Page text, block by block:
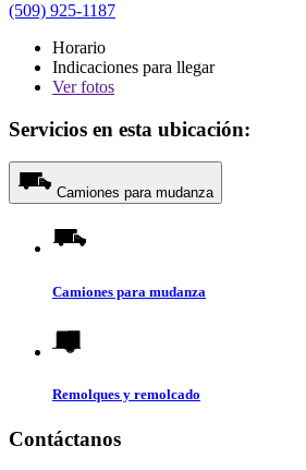
(509) 925-1187
Horario
Indicaciones para llegar
Verfotos
Servicios en esta ubicación:
Camiones para mudanza
Camiones para mudanza
Remolques y remolcado
Contáctanos